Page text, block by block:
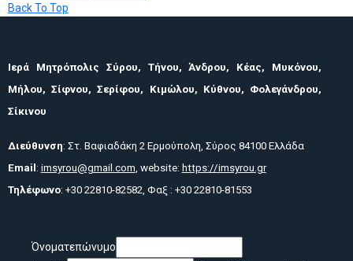
Back To Top
Ιερά Μητρόπολις Σύρου, Τήνου, Άνδρου, Κέας, Μυκόνου,
Μήλου, Σίφνου, Σερίφου, Κιμώλου, Κύθνου, Φολεγάνδρου,
Σίκινου
Διεύθυνση: Στ. Βαφιαδάκη 2 Ερμούπολη, Σύρος 84100 Ελλάδα
Email : imsyrou@gmail.com, website: https://imsyrou.gr
Τηλέφωνο: +30 22810-82582, Φαξ : +30 22810-81553
Όνοματεπώνυμο